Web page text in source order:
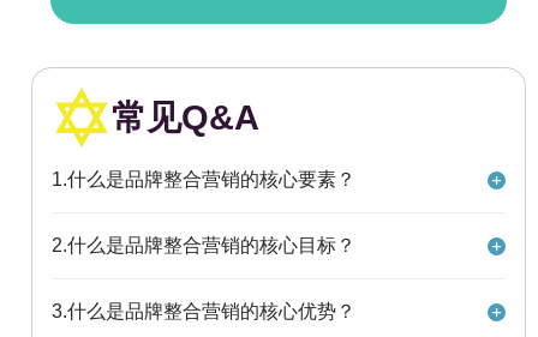
常见Q&A
1.什么是品牌整合营销的核心要素？
品牌整合营销的核心要素是内容，内容是品牌与受众沟
2.什么是品牌整合营销的核心目标？
品牌整合营销的核心目标是建立品牌的认知、情感和行
3.什么是品牌整合营销的核心优势？